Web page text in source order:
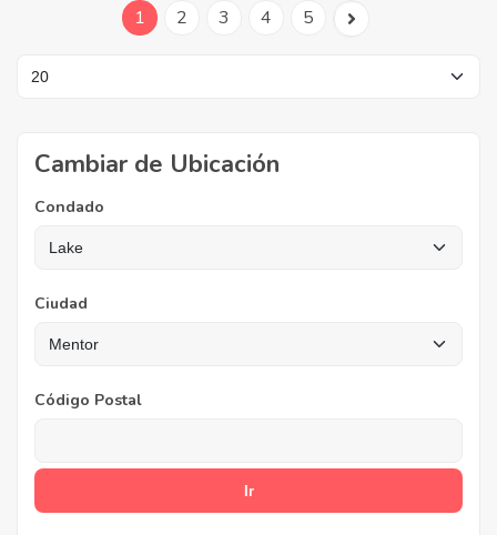
1 2 3 4 5
Cambiar de Ubicación
Condado
Ciudad
Código Postal